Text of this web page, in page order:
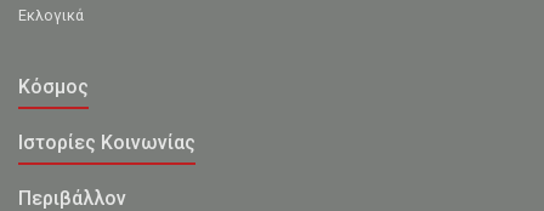
Εκλογικά
Κόσμος
Ιστορίες Κοινωνίας
Περιβάλλον